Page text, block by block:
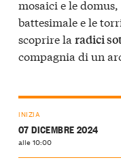
mosaici e le
battesimale e le
scoprire la radici
compagnia di un
INIZIA
07 DICEMBRE 2024
alle 10:00